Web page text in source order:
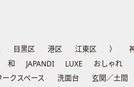
目黒区 港区 江東区 ）
和 JAPANDI LUXE
おしゃれ
ークスペース 洗面台 玄関／土間